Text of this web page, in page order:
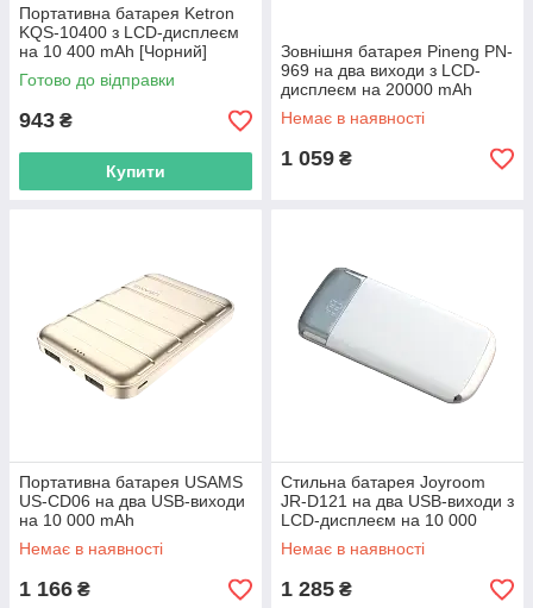
Портативна батарея Ketron
KQS-10400 з LCD-дисплеєм
на 10 400 mAh [Чорний]
Готово до відправки
943 ₴
Купити
Зовнішня батарея Pineng PN-
969 на два виходи з LCD-
дисплеєм на 20000 mAh
Немає в наявності
1 059 ₴
Портативна батарея USAMS
US-CD06 на два USB-виходи
на 10 000 mAh
Немає в наявності
1 166 ₴
Стильна батарея Joyroom
JR-D121 на два USB-виходи з
LCD-дисплеєм на 10 000
mAh
Немає в наявності
1 285 ₴